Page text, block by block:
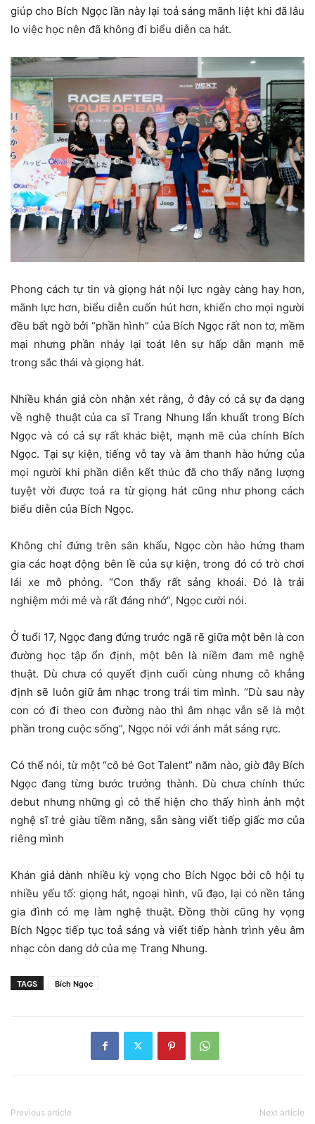
giúp cho Bích Ngọc lần này lại toả sáng mãnh liệt khi đã lâu
lo việc học nên đã không đi biểu diễn ca hát.
Phong cách tự tin và giọng hát nội lực ngày càng hay hơn,
mãnh lực hơn, biểu diễn cuốn hút hơn, khiến cho mọi người
đều bất ngờ bởi “phần hình” của Bích Ngọc rất non tơ, mềm
mại nhưng phần nhảy lại toát lên sự hấp dẫn mạnh mẽ
trong sắc thái và giọng hát.
Nhiều khán giả còn nhận xét rằng, ở đây có cả sự đa dạng
về nghệ thuật của ca sĩ Trang Nhung lẩn khuất trong Bích
Ngọc và có cả sự rất khác biệt, mạnh mẽ của chính Bích
Ngọc. Tại sự kiện, tiếng vỗ tay và âm thanh hào hứng của
mọi người khi phần diễn kết thúc đã cho thấy năng lượng
tuyệt vời được toả ra từ giọng hát cũng như phong cách
biểu diễn của Bích Ngọc.
Không chỉ đứng trên sân khấu, Ngọc còn hào hứng tham
gia các hoạt động bên lề của sự kiện, trong đó có trò chơi
lái xe mô phỏng. “Con thấy rất sảng khoái. Đó là trải
nghiệm mới mẻ và rất đáng nhớ”, Ngọc cười nói.
Ở tuổi 17, Ngọc đang đứng trước ngã rẽ giữa một bên là con
đường học tập ổn định, một bên là niềm đam mê nghệ
thuật. Dù chưa có quyết định cuối cùng nhưng cô khẳng
định sẽ luôn giữ âm nhạc trong trái tim mình. “Dù sau này
con có đi theo con đường nào thì âm nhạc vẫn sẽ là một
phần trong cuộc sống”, Ngọc nói với ánh mắt sáng rực.
Có thể nói, từ một “cô bé Got Talent” năm nào, giờ đây Bích
Ngọc đang từng bước trưởng thành. Dù chưa chính thức
debut nhưng những gì cô thể hiện cho thấy hình ảnh một
nghệ sĩ trẻ giàu tiềm năng, sẵn sàng viết tiếp giấc mơ của
riêng mình
Khán giả dành nhiều kỳ vọng cho Bích Ngọc bởi cô hội tụ
nhiều yếu tố: giọng hát, ngoại hình, vũ đạo, lại có nền tảng
gia đình có mẹ làm nghệ thuật. Đồng thời cũng hy vọng
Bích Ngọc tiếp tục toả sáng và viết tiếp hành trình yêu âm
nhạc còn dang dở của mẹ Trang Nhung.
TAGS Bích Ngọc
Previous article Next article